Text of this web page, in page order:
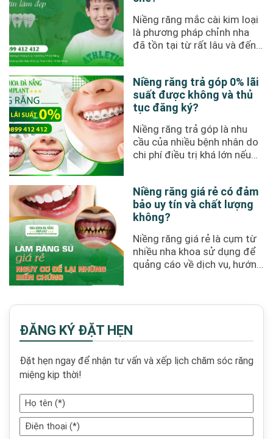
Niềng răng mắc cài kim loại
là phương pháp chỉnh nha
đã tồn tại từ rất lâu và đến
Niềng răng trả góp 0% lãi
suất được không và thủ
tục đăng ký?
Niềng răng trả góp là nhu
cầu của nhiều bệnh nhân do
chi phí điều trị khá lớn nếu
Niềng răng giá rẻ có đảm
bảo uy tín và chất lượng
không?
Niềng răng giá rẻ là cụm từ
nhiều nha khoa sử dụng để
quảng cáo về dịch vụ, hướng
ĐĂNG KÝ ĐẶT HẸN
Đặt hẹn ngay để nhận tư vấn và xếp lịch chăm sóc răng
miệng kịp thời!